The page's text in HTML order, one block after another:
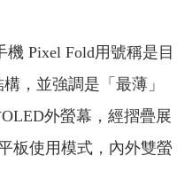
Pixel Fold用號稱是目
，並強調是「最薄」
外螢幕，經摺疊展
板使用模式，內外雙螢